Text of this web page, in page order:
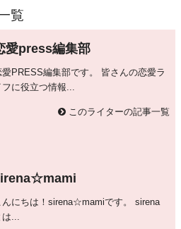
覧
愛press編集部
愛PRESS編集部です。 皆さんの恋愛ラ
フに役立つ情報...
このライターの記事一覧
んにちは！sirena☆mamiです。 sirena
は...